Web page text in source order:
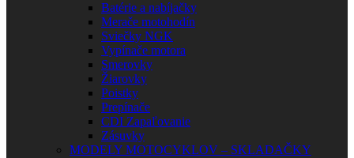
Batérie a nabíjačky
Merače motohodín
Sviečky NGK
Vypínače motora
Smerovky
Žiarovky
Poistky
Prepínače
CDI Zapaľovanie
Zásuvky
MODELY MOTOCYKLOV – SKLADAČKY